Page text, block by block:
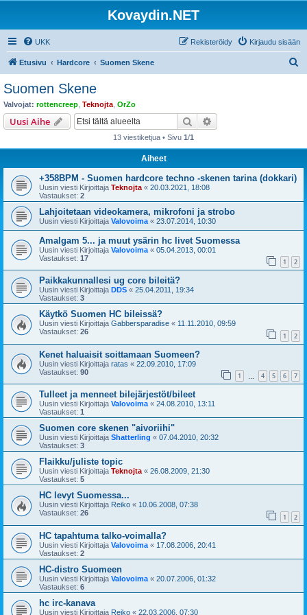
Kovaydin.NET
UKK Kirjaudu sisään
Rekisteröidy
Etusivu Hardcore Suomen Skene
Suomen Skene
Valvojat: rottencreep Teknojta OrZo
Uusi Aihe Etsi
13 viestiketjua • Sivu 1/1
Aiheet
+358BPM - Suomen hardcore techno -skenen tarina (dokkari)
Uusin viesti Kirjoittaja Teknojta « 20.03.2021, 18:08
Vastaukset: 2
Lahjoitetaan videokamera, mikrofoni ja strobo
Uusin viesti Kirjoittaja Valovoima « 23.07.2014, 10:30
Amalgam 5... ja muut ysärin hc livet Suomessa
Uusin viesti Kirjoittaja Valovoima « 05.04.2013, 00:01
Vastaukset: 17 1 2
Paikkakunnallesi ug core bileitä?
Uusin viesti Kirjoittaja DDS « 25.04.2011, 19:34
Vastaukset: 3
Käytkö Suomen HC bileissä?
Uusin viesti Kirjoittaja Gabbersparadise « 11.11.2010, 09:59
Vastaukset: 26 1 2
Kenet haluaisit soittamaan Suomeen?
Uusin viesti Kirjoittaja ratas « 22.09.2010, 17:09
Vastaukset: 90 1 4 5 6 7
Tulleet ja menneet bilejärjestöt/bileet
Uusin viesti Kirjoittaja Valovoima« 24.08.2010, 13:11
Vastaukset: 1
Suomen core skenen "aivoriihi"
Uusin viesti Kirjoittaja Shatterling « 07.04.2010, 20:32
Vastaukset: 3
Flaikku/juliste topic
Uusin viesti Kirjoittaja Teknojta« 26.08.2009, 21:30
Vastaukset: 5
HC levyt Suomessa...
Uusin viesti Kirjoittaja Reiko « 10.06.2008, 07:38
Vastaukset: 26 1 2
HC tapahtuma talko-voimalla?
Uusin viesti Kirjoittaja Valovoima « 17.08.2006, 20:41
Vastaukset: 2
HC-distro Suomeen
Uusin viesti Kirjoittaja Valovoima « 20.07.2006, 01:32
Vastaukset: 6
hc irc-kanava
Uusin viesti Kirjoittaja Reiko « 22.03.2006, 07:30